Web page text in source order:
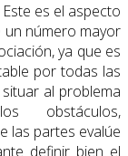
Este es el aspecto
número mayor
ya que es
por todas las
al problema
obstáculos,
las partes evalúe
definir bien el